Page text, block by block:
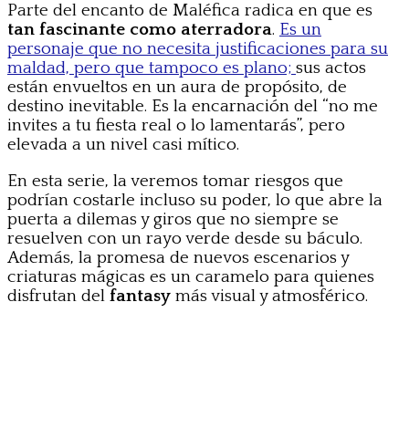
Parte del encanto de Maléfica radica en que es
tan fascinante como aterradora. Es un
personaje que no necesita justificaciones para su
maldad, pero que tampoco es plano; sus actos
están envueltos en un aura de propósito, de
destino inevitable. Es la encarnación del “no me
invites a tu fiesta real o lo lamentarás”, pero
elevada a un nivel casi mítico.
En esta serie, la veremos tomar riesgos que
podrían costarle incluso su poder, lo que abre la
puerta a dilemas y giros que no siempre se
resuelven con un rayo verde desde su báculo.
Además, la promesa de nuevos escenarios y
criaturas mágicas es un caramelo para quienes
disfrutan del fantasy más visual y atmosférico.